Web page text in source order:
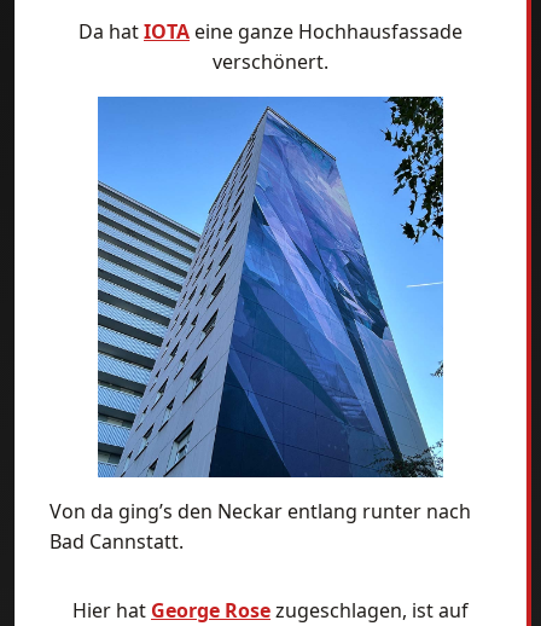
Da hatIOTAeine ganze Hochhausfassade
verschönert.
Von da ging’s den Neckar entlang runter nach
Bad Cannstatt.
Hier hat George Rosezugeschlagen, ist auf